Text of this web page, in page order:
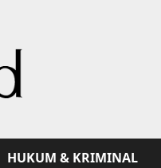
HUKUM & KRIMINAL